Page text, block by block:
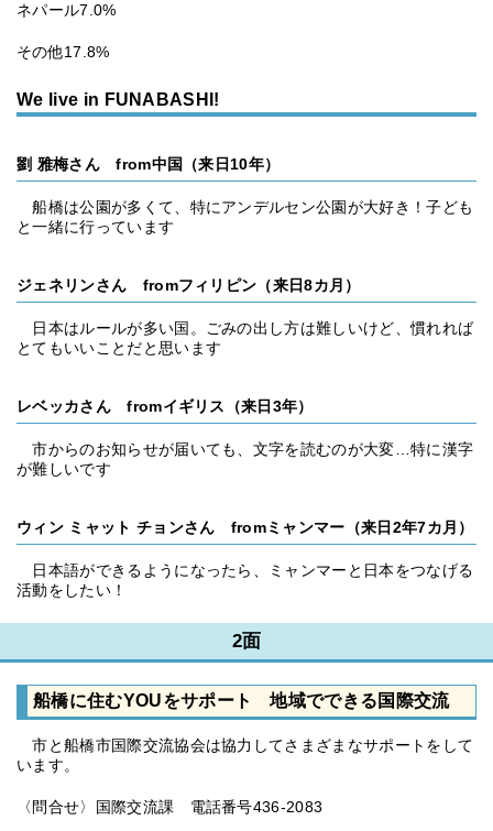
ネパール7.0%
その他17.8%
We live in FUNABASHI!
劉 雅梅さん from中国（来日10年）
船橋は公園が多くて、特にアンデルセン公園が大好き！子ども
と一緒に行っています
ジェネリンさん fromフィリピン（来日8カ月）
日本はルールが多い国。ごみの出し方は難しいけど、慣れれば
とてもいいことだと思います
レベッカさん fromイギリス（来日3年）
市からのお知らせが届いても、文字を読むのが大変…特に漢字
が難しいです
ウィン ミャット チョンさん fromミャンマー（来日2年7カ月）
日本語ができるようになったら、ミャンマーと日本をつなげる
活動をしたい！
2面
船橋に住むYOUをサポート 地域でできる国際交流
市と船橋市国際交流協会は協力してさまざまなサポートをして
います。
〈問合せ〉国際交流課 電話番号436-2083